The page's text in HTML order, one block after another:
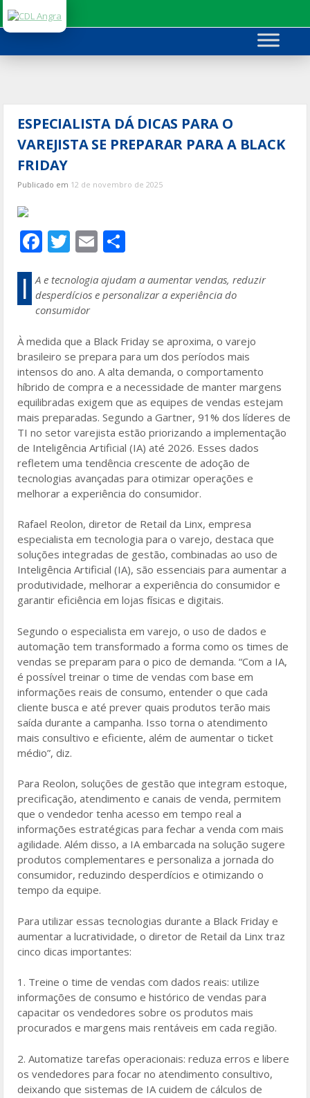
para
conteúdo
ESPECIALISTA DÁ DICAS PARA O
VAREJISTA SE PREPARAR PARA A BLACK
FRIDAY
Publicado em 12 de novembro de 2025
F
ac
e
b
o
k
T
w
itt
er
E
m
ai
l
ar
e
I
A e tecnologia ajudam a aumentar vendas, reduzir
desperdícios e personalizar a experiência do
consumidor
À medida que a Black Friday se aproxima, o varejo
brasileiro se prepara para um dos períodos mais
intensos do ano. A alta demanda, o comportamento
híbrido de compra e a necessidade de manter margens
equilibradas exigem que as equipes de vendas estejam
mais preparadas. Segundo a Gartner, 91% dos líderes de
TI no setor varejista estão priorizando a implementação
de Inteligência Artificial (IA) até 2026. Esses dados
refletem uma tendência crescente de adoção de
tecnologias avançadas para otimizar operações e
melhorar a experiência do consumidor.
Rafael Reolon, diretor de Retail da Linx, empresa
especialista em tecnologia para o varejo, destaca que
soluções integradas de gestão, combinadas ao uso de
Inteligência Artificial (IA), são essenciais para aumentar a
produtividade, melhorar a experiência do consumidor e
garantir eficiência em lojas físicas e digitais.
Segundo o especialista em varejo, o uso de dados e
automação tem transformado a forma como os times de
vendas se preparam para o pico de demanda. “Com a IA,
é possível treinar o time de vendas com base em
informações reais de consumo, entender o que cada
cliente busca e até prever quais produtos terão mais
saída durante a campanha. Isso torna o atendimento
mais consultivo e eficiente, além de aumentar o ticket
médio”, diz.
Para Reolon, soluções de gestão que integram estoque,
precificação, atendimento e canais de venda, permitem
que o vendedor tenha acesso em tempo real a
informações estratégicas para fechar a venda com mais
agilidade. Além disso, a IA embarcada na solução sugere
produtos complementares e personaliza a jornada do
consumidor, reduzindo desperdícios e otimizando o
tempo da equipe.
Para utilizar essas tecnologias durante a Black Friday e
aumentar a lucratividade, o diretor de Retail da Linx traz
cinco dicas importantes:
1. Treine o time de vendas com dados reais: utilize
informações de consumo e histórico de vendas para
capacitar os vendedores sobre os produtos mais
procurados e margens mais rentáveis em cada região.
2. Automatize tarefas operacionais: reduza erros e libere
os vendedores para focar no atendimento consultivo,
deixando que sistemas de IA cuidem de cálculos de